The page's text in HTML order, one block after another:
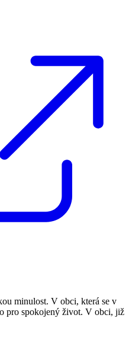
minulost. V obci, která se v
pro spokojený život. V obci, již